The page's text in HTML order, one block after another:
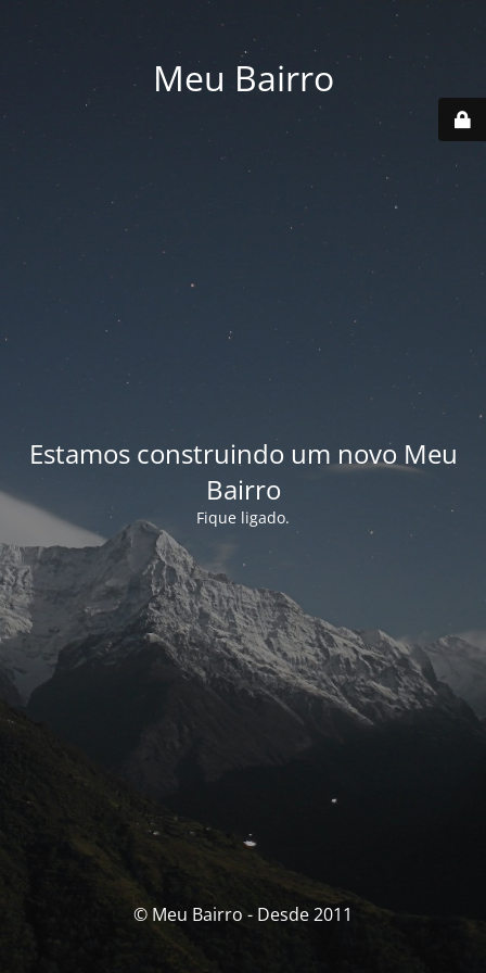
Meu Bairro
Estamos construindo um novo Meu
Bairro
Fique ligado.
© Meu Bairro - Desde 2011